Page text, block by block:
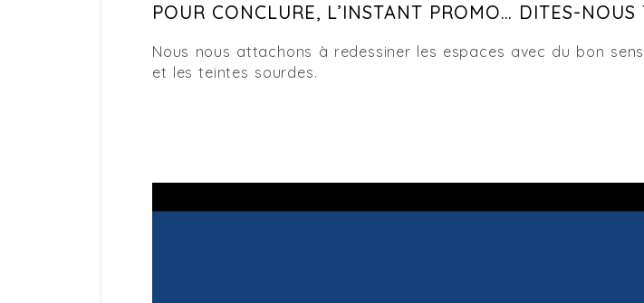
POUR CONCLURE, L’INSTANT PROMO… DITES-
Nous nous attachons à redessiner les espaces avec du bon
et les teintes sourdes.